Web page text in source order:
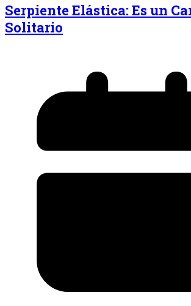
Serpiente Elástica: Es un
Solitario